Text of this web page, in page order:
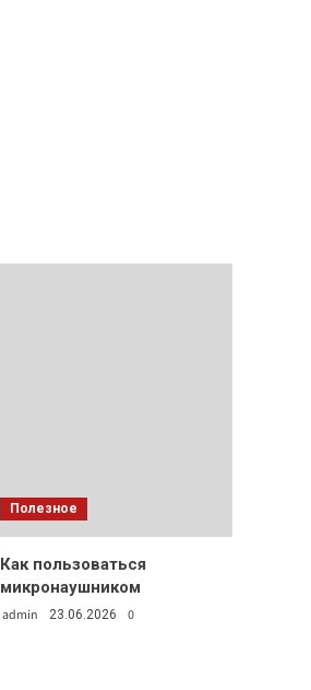
Полезное
Как пользоваться
микронаушником
admin 23.06.2026 0